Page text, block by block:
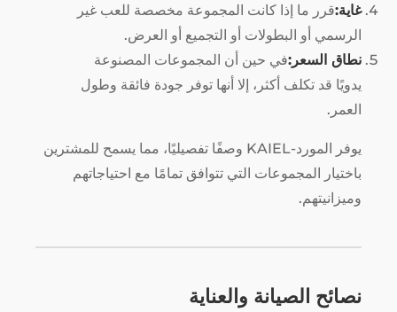
غاية:قرر ما إذا كانت المجموعة مخصصة للعب غير
الرسمي أو البطولات أو التجميع أو العرض.
نطاق السعر:في حين أن المجموعات المصنوعة
يدويًا قد تكلف أكثر، إلا أنها توفر جودة فائقة وطول
العمر.
يوفر المورد-KAIEL وصفًا تفصيليًا، مما يسمح للمشترين
باختيار المجموعات التي تتوافق تمامًا مع احتياجاتهم
وميزانيتهم.
نصائح الصيانة والعناية